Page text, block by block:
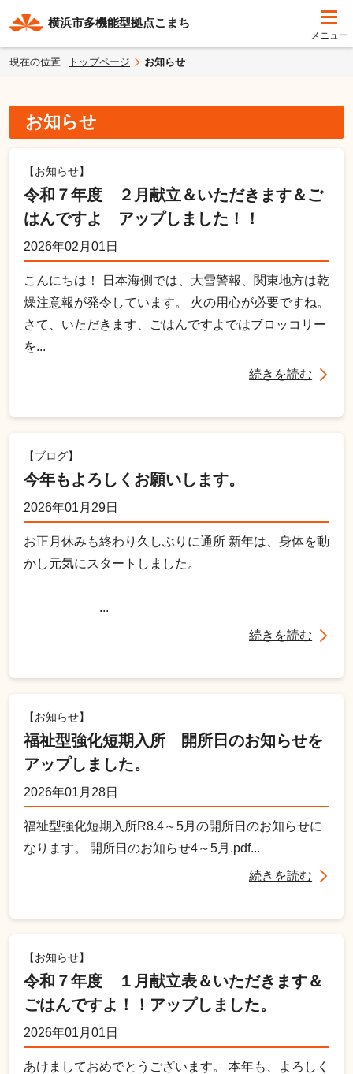
横浜市多機能型拠点こまち
現在の位置 トップページ お知らせ
お知らせ
【お知らせ】
令和７年度 ２月献立＆いただきます＆ご
はんですよ アップしました！！
2026年02月01日
こんにちは！ 日本海側では、大雪警報、関東地方は乾
燥注意報が発令しています。 火の用心が必要ですね。
さて、いただきます、ごはんですよではブロッコリー
を...
続きを読む
【ブログ】
今年もよろしくお願いします。
2026年01月29日
お正月休みも終わり久しぶりに通所 新年は、身体を動
かし元気にスタートしました。
...
続きを読む
【お知らせ】
福祉型強化短期入所 開所日のお知らせを
アップしました。
2026年01月28日
福祉型強化短期入所R8.4～5月の開所日のお知らせに
なります。 開所日のお知らせ4～5月.pdf...
続きを読む
【お知らせ】
令和７年度 １月献立表＆いただきます＆
ごはんですよ！！アップしました。
2026年01月01日
あけましておめでとうございます。 本年も、よろしく